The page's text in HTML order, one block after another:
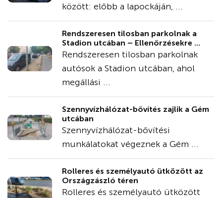
között: előbb a lapockáján, ...
Rendszeresen tilosban parkolnak a
Stadion utcában – Ellenőrzésekre ...
Rendszeresen tilosban parkolnak
autósok a Stadion utcában, ahol
megállási ...
Szennyvízhálózat-bővítés zajlik a Gém
utcában
Szennyvízhálózat-bővítési
munkálatokat végeznek a Gém ...
Rolleres és személyautó ütközött az
Országzászló téren
Rolleres és személyautó ütközött